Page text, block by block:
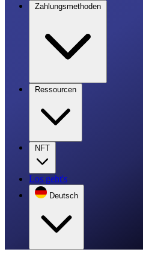
Zahlungsmethoden
Ressourcen
NFT
Los geht's
Deutsch